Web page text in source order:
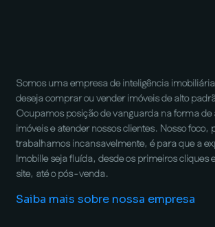
Somos uma empresa de inteligência
deseja comprar ou vender imóveis de alto
Ocupamos posição de vanguarda na forma de
imóveis e atender nossos clientes. Nosso foco,
trabalhamos incansavelmente, é para que a
Imobille seja fluída, desde os primeiros cliques
site, até o pós-venda.
Saiba mais sobre nossa empresa